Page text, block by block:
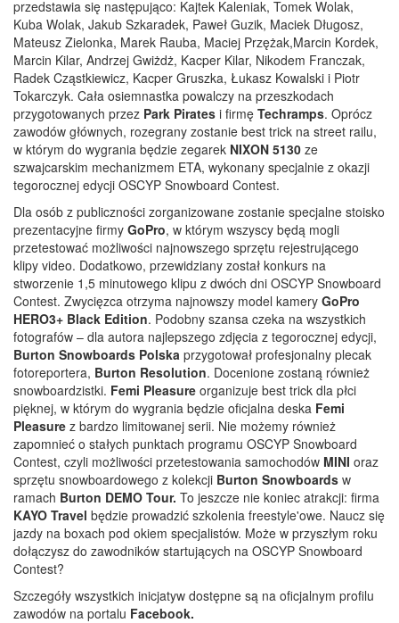
przedstawia się następująco: Kajtek Kaleniak, Tomek Wolak,
Kuba Wolak, Jakub Szkaradek, Paweł Guzik, Maciek Długosz,
Mateusz Zielonka, Marek Rauba, Maciej Przężak,Marcin Kordek,
Marcin Kilar, Andrzej Gwiżdż, Kacper Kilar, Nikodem Franczak,
Radek Cząstkiewicz, Kacper Gruszka, Łukasz Kowalski i Piotr
Tokarczyk. Cała osiemnastka powalczy na przeszkodach
przygotowanych przez Park Pirates i firmę Techramps. Oprócz
zawodów głównych, rozegrany zostanie best trick na street railu,
w którym do wygrania będzie zegarek NIXON 5130 ze
szwajcarskim mechanizmem ETA, wykonany specjalnie z okazji
tegorocznej edycji OSCYP Snowboard Contest.
Dla osób z publiczności zorganizowane zostanie specjalne stoisko
prezentacyjne firmy GoPro, w którym wszyscy będą mogli
przetestować możliwości najnowszego sprzętu rejestrującego
klipy video. Dodatkowo, przewidziany został konkurs na
stworzenie 1,5 minutowego klipu z dwóch dni OSCYP Snowboard
Contest. Zwycięzca otrzyma najnowszy model kamery GoPro
HERO3+ Black Edition. Podobny szansa czeka na wszystkich
fotografów – dla autora najlepszego zdjęcia z tegorocznej edycji,
Burton Snowboards Polska przygotował profesjonalny plecak
fotoreportera, Burton Resolution. Docenione zostaną również
snowboardzistki. Femi Pleasure organizuje best trick dla płci
pięknej, w którym do wygrania będzie oficjalna deska Femi
Pleasure z bardzo limitowanej serii. Nie możemy również
zapomnieć o stałych punktach programu OSCYP Snowboard
Contest, czyli możliwości przetestowania samochodów MINI oraz
sprzętu snowboardowego z kolekcji Burton Snowboards w
ramach Burton DEMO Tour. To jeszcze nie koniec atrakcji: firma
KAYO Travel będzie prowadzić szkolenia freestyle'owe. Naucz się
jazdy na boxach pod okiem specjalistów. Może w przyszłym roku
dołączysz do zawodników startujących na OSCYP Snowboard
Contest?
Szczegóły wszystkich inicjatyw dostępne są na oficjalnym profilu
zawodów na portalu Facebook.